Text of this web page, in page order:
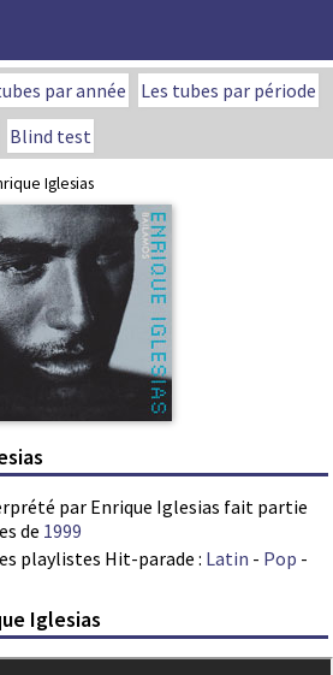
par année
Les tubes par période
Blind test
Iglesias
par Enrique Iglesias fait partie
de 1999
playlistes Hit-parade : Latin - Pop -
Iglesias